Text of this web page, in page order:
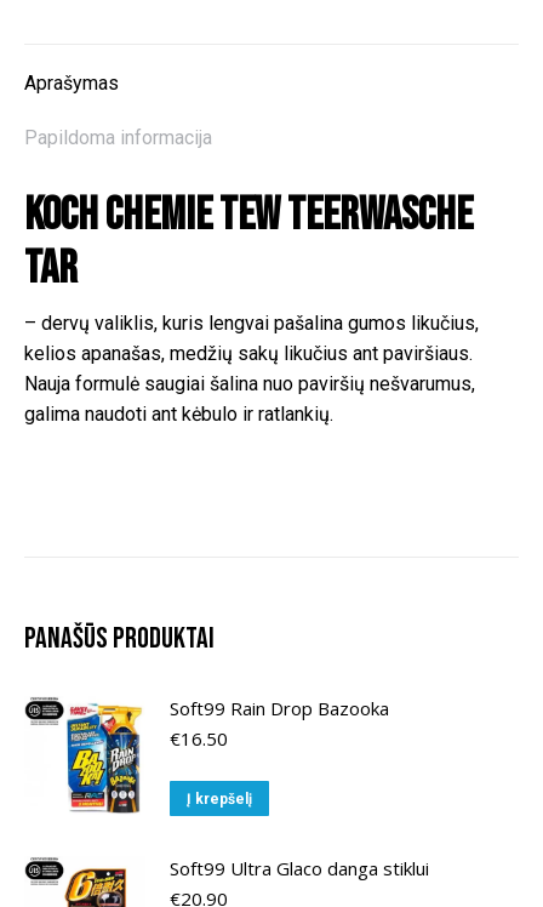
Aprašymas
Papildoma informacija
Koch Chemie Tew Teerwasche
TAR
– dervų valiklis, kuris lengvai pašalina gumos likučius,
kelios apanašas, medžių sakų likučius ant paviršiaus.
Nauja formulė saugiai šalina nuo paviršių nešvarumus,
galima naudoti ant kėbulo ir ratlankių.
Panašūs produktai
Soft99 Rain Drop Bazooka
€16.50
Į krepšelį
Soft99 Ultra Glaco danga stiklui
€20.90